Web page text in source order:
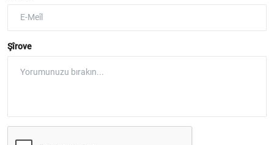
Şîrove